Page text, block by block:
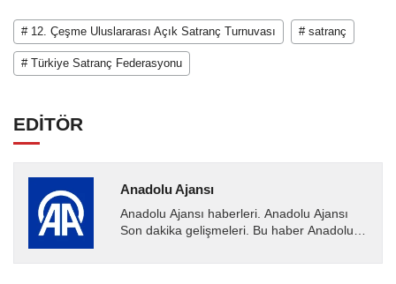
# 12. Çeşme Uluslararası Açık Satranç Turnuvası # satranç
# Türkiye Satranç Federasyonu
EDİTÖR
Anadolu Ajansı
Anadolu Ajansı haberleri. Anadolu Ajansı
Son dakika gelişmeleri. Bu haber Anadolu
Ajansı tarafından...